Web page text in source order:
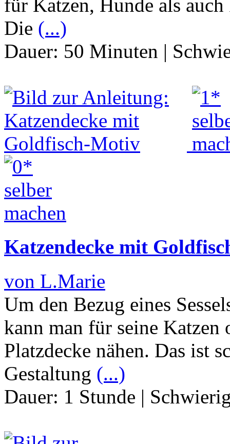
für Katzen, Hunde als
Die (...)
Dauer: 50 Minuten |
Katzendecke mit
von L.Marie
Um den Bezug eines
kann man für seine Katzen
Platzdecke nähen. Das ist
Gestaltung (...)
Dauer: 1 Stunde |